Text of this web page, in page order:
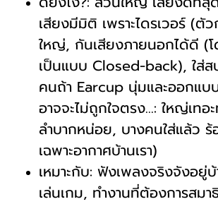
เสียงมีมิติ เพราะไดรเวอร์ (ตั
ใหญ่, กันเสียงภายนอกได้ดี (โ
เป็นแบบ Closed-back), ใส่ส
คนถ้า Earcup นุ่มและออกแบ
อาจจะไม่ถูกใจตรง...: ใหญ่เท
ลำบากหน่อย, บางคนใส่แล้ว
เฉพาะอากาศบ้านเรา)
เหมาะกับ: ฟังเพลงจริงจังอยู่
เล่นเกม, ทำงานที่ต้องการสมา